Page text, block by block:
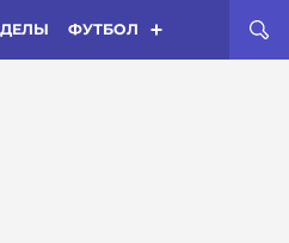
ФУТБОЛ